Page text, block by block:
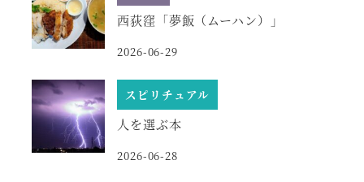
西荻窪「夢飯（ムーハン）」
2026-06-29
スピリチュアル
人を選ぶ本
2026-06-28